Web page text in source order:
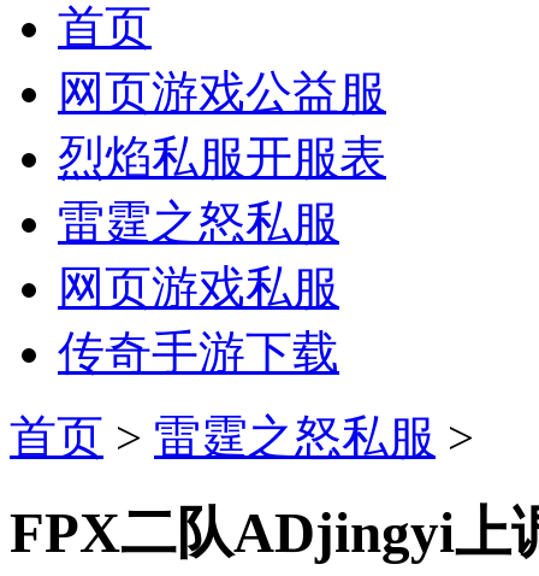
首页
网页游戏公益服
烈焰私服开服表
雷霆之怒私服
网页游戏私服
传奇手游下载
首页 > 雷霆之怒私服 >
FPX二队ADjingyi上